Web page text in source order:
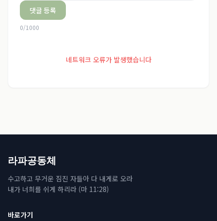
댓글 등록
0/1000
네트워크 오류가 발생했습니다
라파공동체
수고하고 무거운 짐진 자들아 다 내게로 오라
내가 너희를 쉬게 하리라 (마 11:28)
바로가기